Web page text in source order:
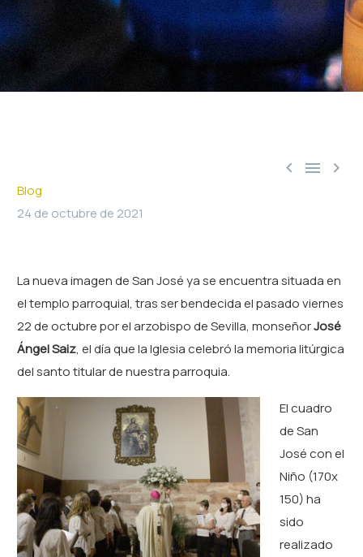
  
Blog
24 de octubre de 2021
La nueva imagen de San José ya se encuentra situada en
el templo parroquial, tras ser bendecida el pasado viernes
22 de octubre por el arzobispo de Sevilla, monseñorJosé
Ángel Saiz, el día que la Iglesia celebró la memoria litúrgica
del santo titular de nuestra parroquia.
El cuadro
de San
José con el
Niño (170x
150) ha
sido
realizado